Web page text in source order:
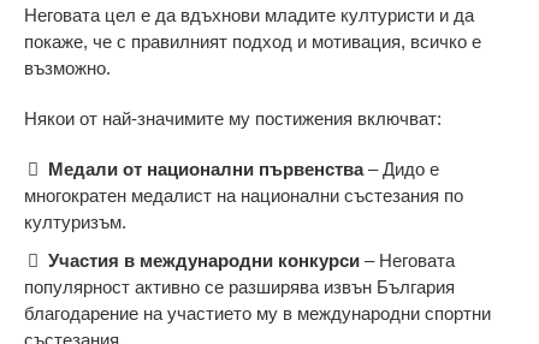
Неговата цел е да вдъхнови младите културисти и да
покаже, че с правилният подход и мотивация, всичко е
възможно.
Някои от най-значимите му постижения включват:
Медали от национални първенства– Дидо е
многократен медалист на национални състезания по
културизъм.
Участия в международни конкурси – Неговата
популярност активно се разширява извън България
благодарение на участието му в международни спортни
състезания.